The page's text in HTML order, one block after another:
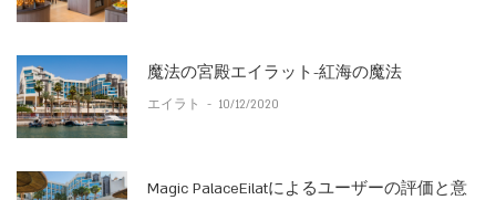
魔法の宮殿エイラット-紅海の魔法
エイラト - 10/12/2020
Magic PalaceEilatによるユーザーの評価と意